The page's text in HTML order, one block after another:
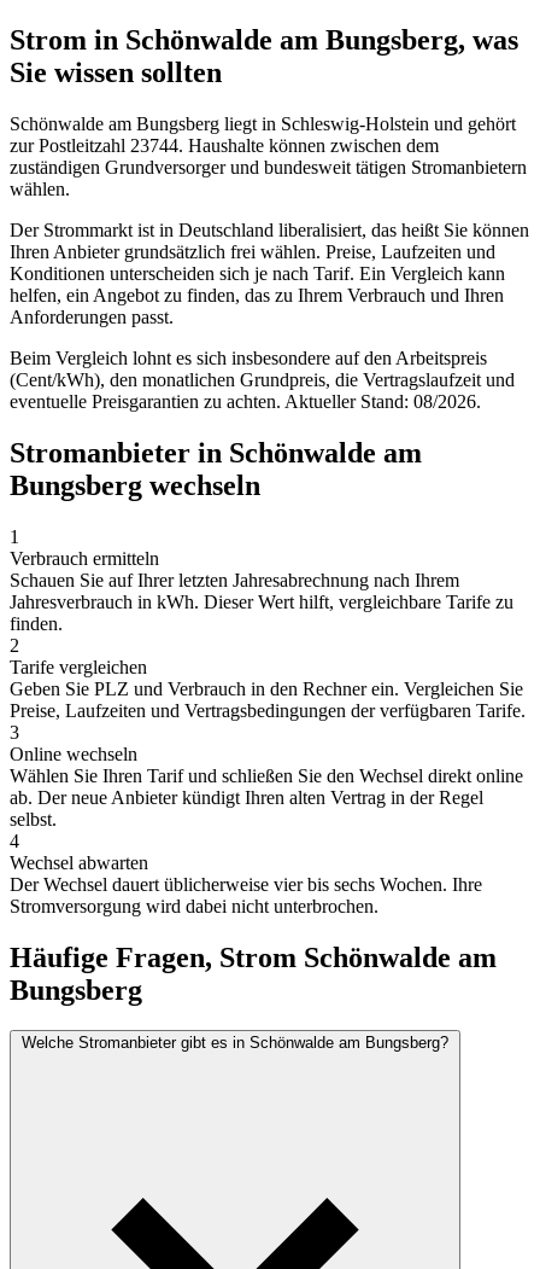
Strom in Schönwalde am Bungsberg, was
Sie wissen sollten
Schönwalde am Bungsberg liegt in Schleswig-Holstein und gehört
zur Postleitzahl 23744. Haushalte können zwischen dem
zuständigen Grundversorger und bundesweit tätigen Stromanbietern
wählen.
Der Strommarkt ist in Deutschland liberalisiert, das heißt Sie können
Ihren Anbieter grundsätzlich frei wählen. Preise, Laufzeiten und
Konditionen unterscheiden sich je nach Tarif. Ein Vergleich kann
helfen, ein Angebot zu finden, das zu Ihrem Verbrauch und Ihren
Anforderungen passt.
Beim Vergleich lohnt es sich insbesondere auf den Arbeitspreis
(Cent/kWh), den monatlichen Grundpreis, die Vertragslaufzeit und
eventuelle Preisgarantien zu achten. Aktueller Stand: 08/2026.
Stromanbieter in Schönwalde am
Bungsberg wechseln
1
Verbrauch ermitteln
Schauen Sie auf Ihrer letzten Jahresabrechnung nach Ihrem
Jahresverbrauch in kWh. Dieser Wert hilft, vergleichbare Tarife zu
finden.
2
Tarife vergleichen
Geben Sie PLZ und Verbrauch in den Rechner ein. Vergleichen Sie
Preise, Laufzeiten und Vertragsbedingungen der verfügbaren Tarife.
3
Online wechseln
Wählen Sie Ihren Tarif und schließen Sie den Wechsel direkt online
ab. Der neue Anbieter kündigt Ihren alten Vertrag in der Regel
selbst.
4
Wechsel abwarten
Der Wechsel dauert üblicherweise vier bis sechs Wochen. Ihre
Stromversorgung wird dabei nicht unterbrochen.
Häufige Fragen, Strom Schönwalde am
Bungsberg
Welche Stromanbieter gibt es in Schönwalde am Bungsberg?